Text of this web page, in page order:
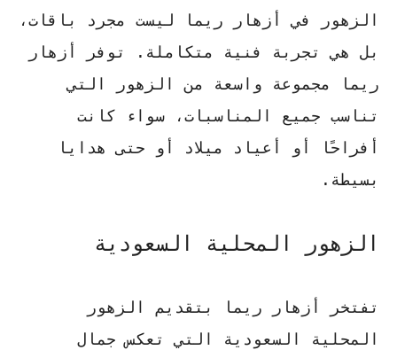
الزهور في أزهار ريما ليست مجرد باقات،
بل هي تجربة فنية متكاملة. توفر أزهار
ريما مجموعة واسعة من الزهور التي
تناسب جميع المناسبات، سواء كانت
أفراحًا أو أعياد ميلاد أو حتى هدايا
بسيطة.
الزهور المحلية السعودية
تفتخر أزهار ريما بتقديم الزهور
المحلية السعودية التي تعكس جمال